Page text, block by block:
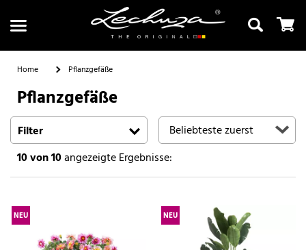
Suchen
Home Pflanzgefäße
Pflanzgefäße
Filter
10von 10angezeigte Ergebnisse:
NEU NEU